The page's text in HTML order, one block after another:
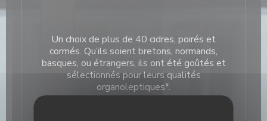
Un choix de plus de 40 cidres, poirés et
cormés. Qu’ils soient bretons, normands,
basques, ou étrangers, ils ont été goûtés et
sélectionnés pour leurs qualités
organoleptiques*.